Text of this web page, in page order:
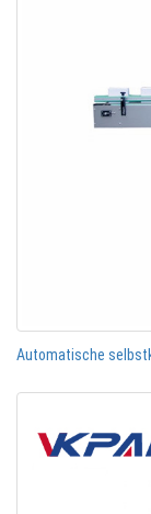
Automatische